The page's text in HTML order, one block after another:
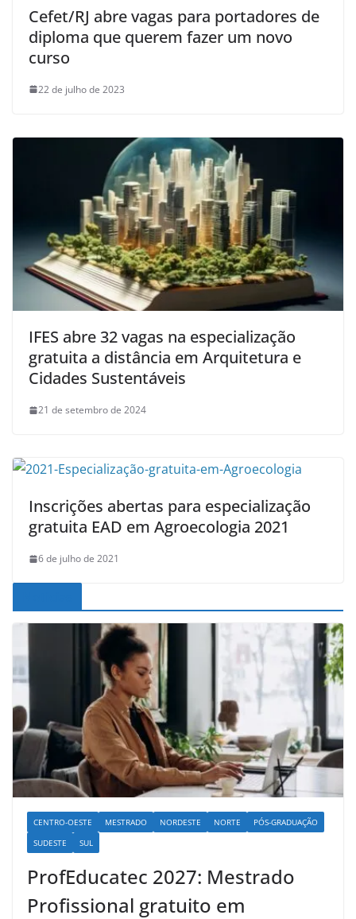
Cefet/RJ abre vagas para portadores de
diploma que querem fazer um novo
curso
22 de julho de 2023
IFES abre 32 vagas na especialização
gratuita a distância em Arquitetura e
Cidades Sustentáveis
21 de setembro de 2024
Inscrições abertas para especialização
gratuita EAD em Agroecologia 2021
6 de julho de 2021
CENTRO-OESTE MESTRADO NORDESTE NORTE
PÓS-GRADUAÇÃO
SUDESTE
SUL
ProfEducatec 2027: Mestrado
Profissional gratuito em